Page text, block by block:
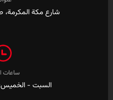
شارع مكة المكرمة،
ساعات
السبت - الخميس: 8 ص إلى